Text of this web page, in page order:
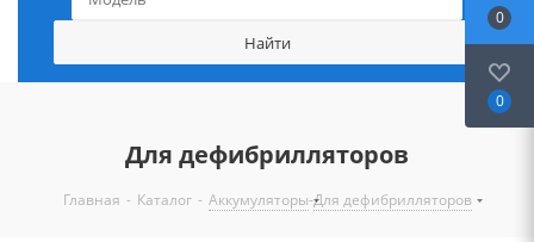
Для дефибрилляторов
Главная - Каталог - Аккумуляторы-Для дефибрилляторов
0
0